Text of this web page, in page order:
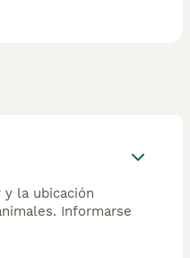
la ubicación
Informarse